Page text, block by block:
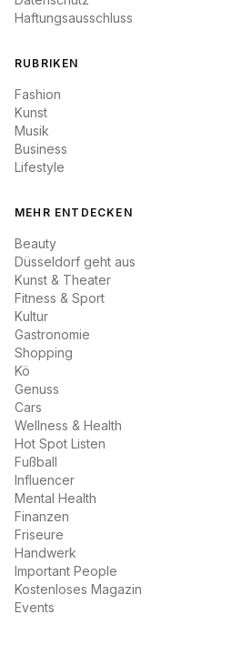
Haftungsausschluss
RUBRIKEN
Fashion
Kunst
Musik
Business
Lifestyle
MEHR ENTDECKEN
Beauty
Düsseldorf geht aus
Kunst & Theater
Fitness & Sport
Kultur
Gastronomie
Shopping
Kö
Genuss
Cars
Wellness & Health
Hot Spot Listen
Fußball
Influencer
Mental Health
Finanzen
Friseure
Handwerk
Important People
Kostenloses Magazin
Events